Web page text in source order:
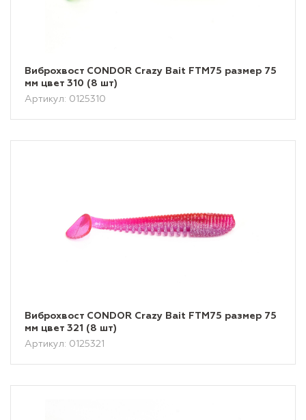
Виброхвост CONDOR Crazy Bait FTM75 размер 75
мм цвет 310 (8 шт)
Артикул: 0125310
Виброхвост CONDOR Crazy Bait FTM75 размер 75
мм цвет 321 (8 шт)
Артикул: 0125321